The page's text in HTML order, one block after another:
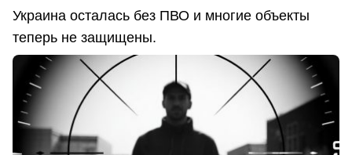
Украина осталась без ПВО и многие объекты
теперь не защищены.